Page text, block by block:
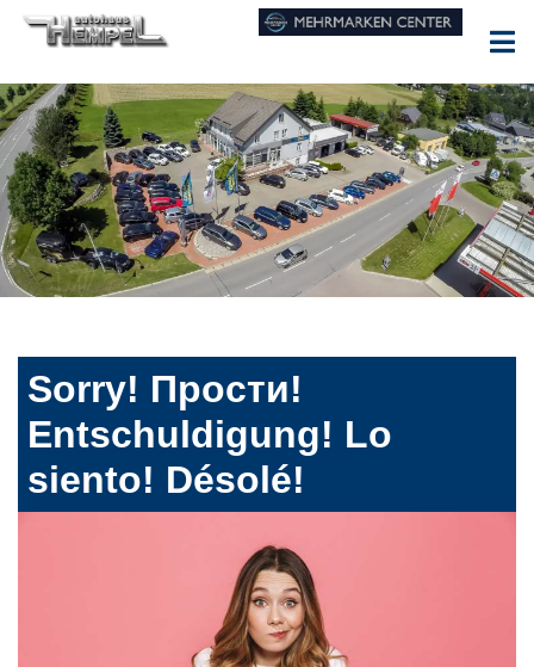
Sorry! Прости!
Entschuldigung! Lo
siento! Désolé!